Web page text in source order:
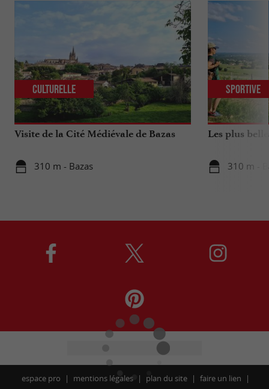
Visite de la Cité Médiévale de Bazas
310 m - Bazas
Culturelle
Les plus
310 m -
Sportive
espace pro mentions légales plan du site faire un lien